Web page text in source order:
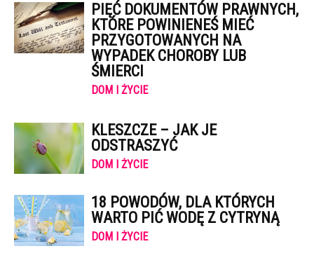
polsku
PIĘĆ DOKUMENTÓW PRAWNYCH,
KTÓRE POWINIENEŚ MIEĆ
PRZYGOTOWANYCH NA
WYPADEK CHOROBY LUB
ŚMIERCI
DOM I ŻYCIE
KLESZCZE – JAK JE
ODSTRASZYĆ
DOM I ŻYCIE
18 POWODÓW, DLA KTÓRYCH
WARTO PIĆ WODĘ Z CYTRYNĄ
DOM I ŻYCIE